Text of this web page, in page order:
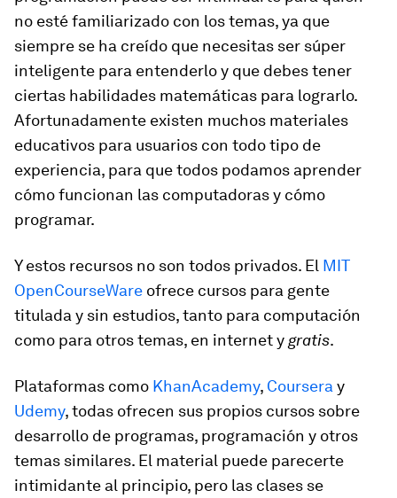
no esté familiarizado con los temas, ya que
siempre se ha creído que necesitas ser súper
inteligente para entenderlo y que debes tener
ciertas habilidades matemáticas para lograrlo.
Afortunadamente existen muchos materiales
educativos para usuarios con todo tipo de
experiencia, para que todos podamos aprender
cómo funcionan las computadoras y cómo
programar.
Y estos recursos no son todos privados. El MIT
OpenCourseWare ofrece cursos para gente
titulada y sin estudios, tanto para computación
como para otros temas, en internet ygratis.
Plataformas como KhanAcademy, Coursera y
Udemy, todas ofrecen sus propios cursos sobre
desarrollo de programas, programación y otros
temas similares. El material puede parecerte
intimidante al principio, pero las clases se